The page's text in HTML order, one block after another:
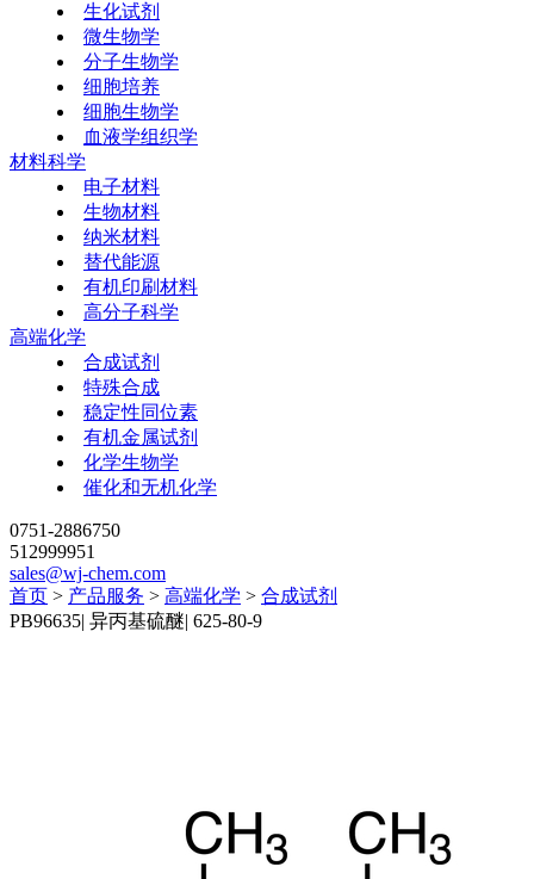
生化试剂
微生物学
分子生物学
细胞培养
细胞生物学
血液学组织学
材料科学
电子材料
生物材料
纳米材料
替代能源
有机印刷材料
高分子科学
高端化学
合成试剂
特殊合成
稳定性同位素
有机金属试剂
化学生物学
催化和无机化学
0751-2886750
512999951
sales@wj-chem.com
首页 > 产品服务 > 高端化学 > 合成试剂
PB96635| 异丙基硫醚| 625-80-9